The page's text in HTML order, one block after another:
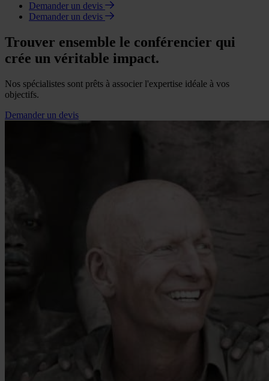
Demander un devis
Demander un devis
Trouver ensemble le conférencier qui
crée un véritable impact.
Nos spécialistes sont prêts à associer l'expertise idéale à vos
objectifs.
Demander un devis